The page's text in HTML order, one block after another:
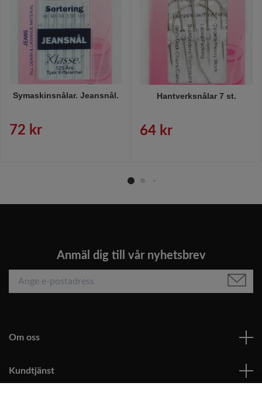
Symaskinsnålar. Jeansnål.
72 kr
Hantverksnålar 7 st.
64 kr
Anmäl dig till vår nyhetsbrev
Om oss
Kundtjänst